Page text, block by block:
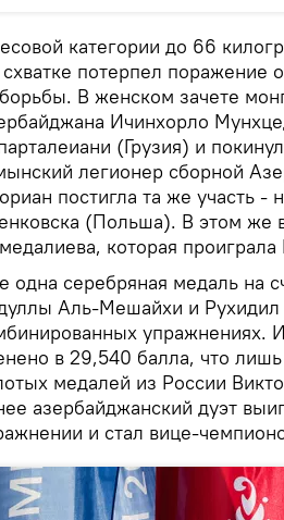
категории до 66
потерпел поражение
В женском зачете
Ичинхорло
(Грузия) и
легионер сборной
постигла та же участь -
(Польша). В этом же
которая
одна серебряная медаль на
Аль-Мешайхи и Рухидил
упражнениях.
в 29,540 балла, что
медалей из России
азербайджанский дуэт
и стал вице-